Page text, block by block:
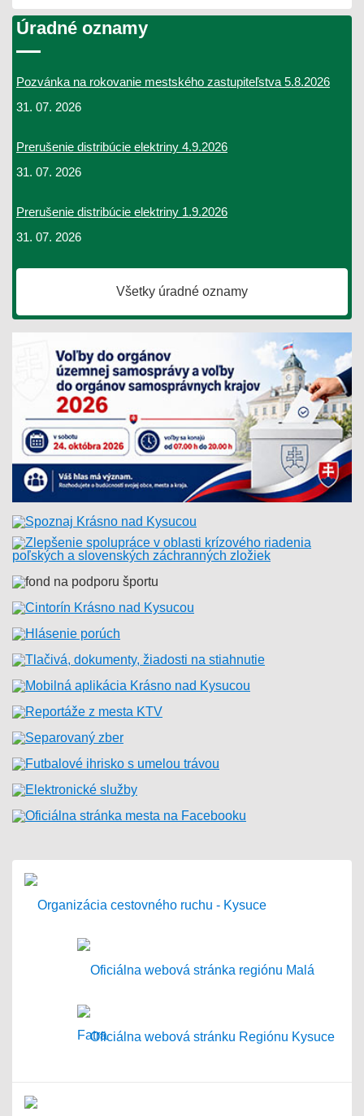
Úradné oznamy
Pozvánka na rokovanie mestského zastupiteľstva 5.8.2026
31. 07. 2026
Prerušenie distribúcie elektriny 4.9.2026
31. 07. 2026
Prerušenie distribúcie elektriny 1.9.2026
31. 07. 2026
Všetky úradné oznamy